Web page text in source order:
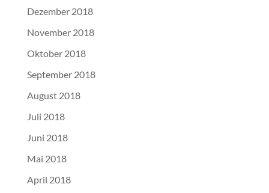
Dezember 2018
November 2018
Oktober 2018
September 2018
August 2018
Juli 2018
Juni 2018
Mai 2018
April 2018